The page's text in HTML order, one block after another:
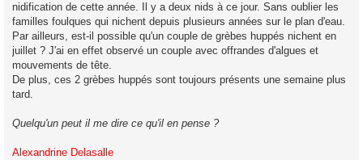
nidification de cette année. Il y a deux nids à ce jour. Sans oublier les
familles foulques qui nichent depuis plusieurs années sur le plan d'eau.
Par ailleurs, est-il possible qu'un couple de grèbes huppés nichent en
juillet ? J'ai en effet observé un couple avec offrandes d'algues et
mouvements de tête.
De plus, ces 2 grèbes huppés sont toujours présents une semaine plus
tard.
Quelqu'un peut il me dire ce qu'il en pense ?
Alexandrine Delasalle